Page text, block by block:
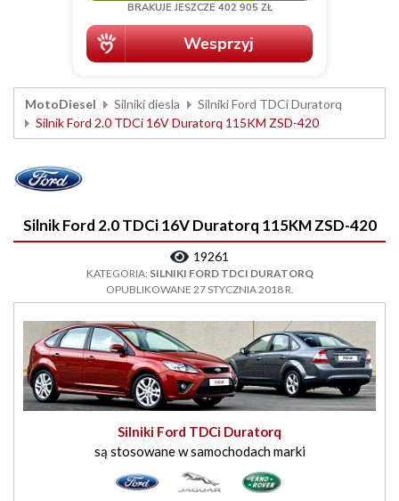
MotoDiesel Silniki diesla
Silniki Ford TDCi Duratorq
Silnik Ford 2.0 TDCi 16V Duratorq 115KM ZSD-420
Silnik Ford 2.0 TDCi 16V Duratorq 115KM ZSD-420
19261
KATEGORIA: SILNIKI FORD TDCI DURATORQ
OPUBLIKOWANE 27 STYCZNIA 2018 R.
Silniki Ford TDCi Duratorq
są stosowane w samochodach marki